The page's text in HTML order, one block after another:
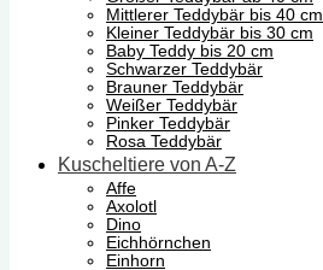
Mittlerer Teddybär bis 40 cm
Kleiner Teddybär bis 30 cm
Baby Teddy bis 20 cm
Schwarzer Teddybär
Brauner Teddybär
Weißer Teddybär
Pinker Teddybär
Rosa Teddybär
Kuscheltiere von A-Z
Affe
Axolotl
Dino
Eichhörnchen
Einhorn